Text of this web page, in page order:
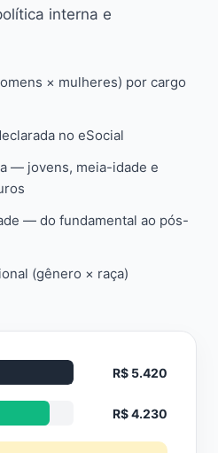
interna e
× mulheres) por cargo
no eSocial
— jovens, meia-idade e
— do fundamental ao pós-
(gênero × raça)
R$ 5.420
R$ 4.230